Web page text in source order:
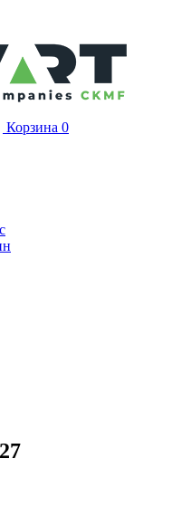
Корзина 0